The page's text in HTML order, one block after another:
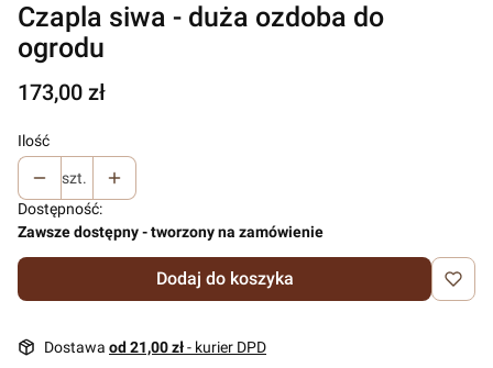
Czapla siwa - duża ozdoba do
ogrodu
Cena
173,00 zł
Ilość
szt.
Dostępność:
Zawsze dostępny - tworzony na zamówienie
Dodaj do koszyka
Dostawa od 21,00 zł- kurier DPD